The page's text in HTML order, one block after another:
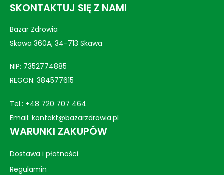
SKONTAKTUJ SIĘ Z NAMI
Bazar Zdrowia
Skawa 360A, 34-713 Skawa
NIP: 7352774885
REGON: 384577615
Tel.: +48 720 707 464
Email: kontakt@bazarzdrowia.pl
WARUNKI ZAKUPÓW
Dostawa i płatności
Regulamin